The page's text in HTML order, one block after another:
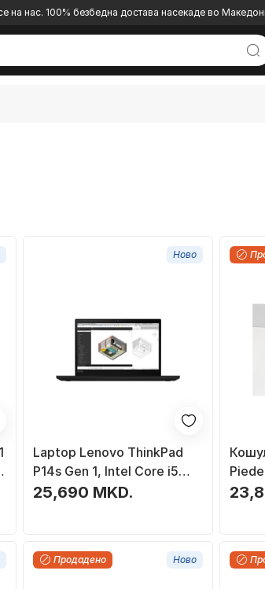
на нас. 100% безбедна достава насекаде во
Ново
Laptop Lenovo ThinkPad
P14s Gen 1, Intel Core i5
10310U, 8GB RAM, 256GB
25,690 MKD.
Продадено Ново